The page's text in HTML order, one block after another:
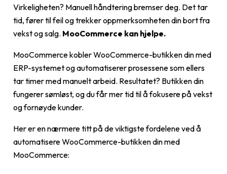
Virkeligheten? Manuell håndtering bremser deg. Det tar
tid, fører til feil og trekker oppmerksomheten din bort fra
vekst og salg. MooCommerce kan hjelpe.
MooCommerce kobler WooCommerce-butikken din med
ERP-systemet og automatiserer prosessene som ellers
tar timer med manuelt arbeid. Resultatet? Butikken din
fungerer sømløst, og du får mer tid til å fokusere på vekst
og fornøyde kunder.
Her er en nærmere titt på de viktigste fordelene ved å
automatisere WooCommerce-butikken din med
MooCommerce: